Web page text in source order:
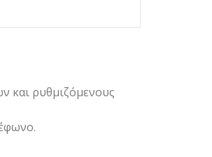
και ρυθμιζόμενους